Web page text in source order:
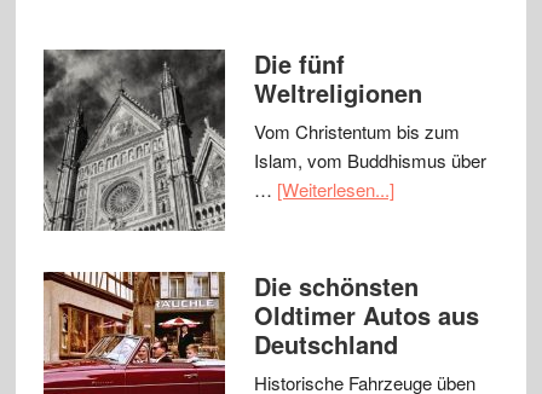
Die fünf
Weltreligionen
Vom Christentum bis zum
Islam, vom Buddhismus über
… [Weiterlesen...]
Die schönsten
Oldtimer Autos aus
Deutschland
Historische Fahrzeuge üben